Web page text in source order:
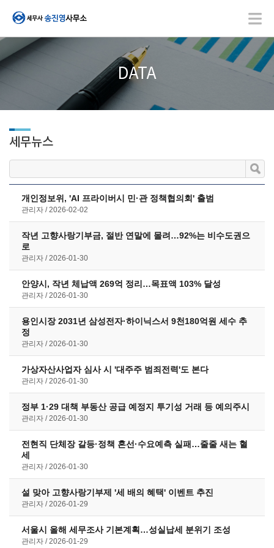
DATA
세무뉴스
개인정보위, 'AI 프라이버시 민·관 정책협의회' 출범
관리자 2026-02-02
작년 고향사랑기부금, 절반 연말에 몰려…92%는 비수도권으
로
관리자 2026-01-30
안양시, 작년 체납액 269억 정리…목표액 103% 달성
관리자 2026-01-30
용인시장 2031년 삼성전자·하이닉스서 9천180억원 세수 추
정
관리자 2026-01-30
가상자산사업자 심사 시 '대주주 범죄전력'도 본다
관리자 2026-01-30
정부 1·29 대책 부동산 공급 예정지 투기성 거래 등 예의주시
관리자 2026-01-30
전현직 단체장 갈등·정책 혼선·수요예측 실패…줄줄 새는 혈
세
관리자 2026-01-30
설 맞아 고향사랑기부제 '세 배의 혜택' 이벤트 추진
관리자 2026-01-29
서울시 올해 세무조사 기본계획…성실납세 분위기 조성
관리자 2026-01-29